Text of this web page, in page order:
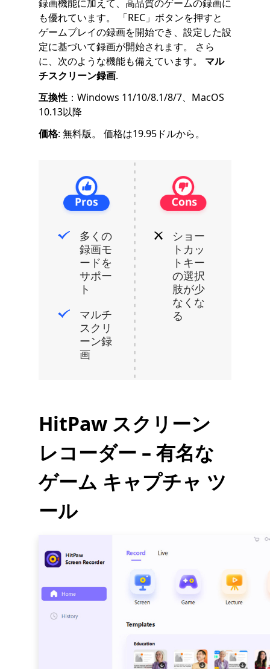
録画機能に加えて、高品質のゲームの録画に
も優れています。 「REC」ボタンを押すと
ゲームプレイの録画を開始でき、設定した設
定に基づいて録画が開始されます。 さら
に、次のような機能も備えています。 マル
チスクリーン録画.
互換性 ：Windows 11/10/8.1/8/7、MacOS
10.13以降
価格: 無料版。 価格は19.95ドルから。
多くの
録画モ
ードを
サポー
ト
マルチ
スクリ
ーン録
画
ショー
トカッ
トキー
の選択
肢が少
なくな
る
HitPaw スクリーン
レコーダー – 有名な
ゲーム キャプチャ ツ
ール